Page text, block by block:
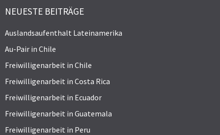
NEUESTE BEITRÄGE
Auslandsaufenthalt Lateinamerika
Au-Pair in Chile
Freiwilligenarbeit in Chile
Freiwilligenarbeit in Costa Rica
Freiwilligenarbeit in Ecuador
Freiwilligenarbeit in Guatemala
Freiwilligenarbeit in Peru